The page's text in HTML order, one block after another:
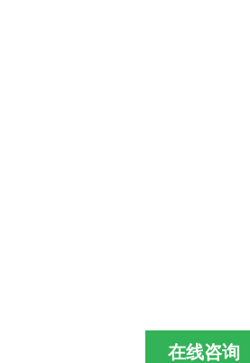
在线咨询